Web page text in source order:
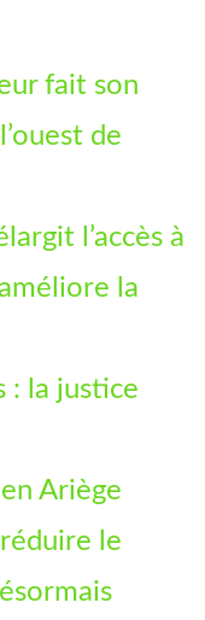
fait son
de
l’accès à
la
: la justice
Ariège
le